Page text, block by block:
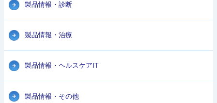
製品情報・診断
製品情報・治療
製品情報・ヘルスケアIT
製品情報・その他